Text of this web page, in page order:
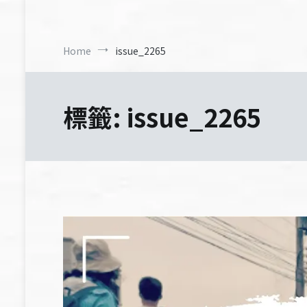
Home issue_2265
標籤: issue_2265